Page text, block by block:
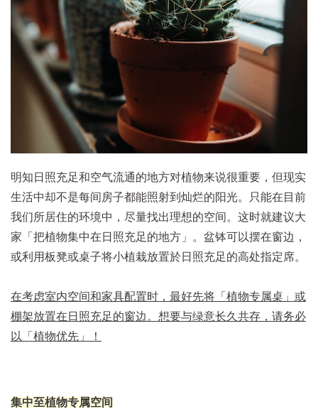
明知日照充足和空气流通的地方对植物来说很重要，但现实
生活中却不是每间房子都能照射到灿烂的阳光。只能在目前
我们所居住的环境中，尽量找出理想的空间。这时就建议大
家「把植物集中在日照充足的地方」。盆钵可以摆在窗边，
或利用板凳或桌子将小植栽放置於日照充足的高处指定席。
在考虑室内空间和家具配置时，最好先将「植物专属桌」或
棚架放置在日照充足的窗边。想要与绿意长久共存，请务必
以「植物优先」！
集中至植物专属空间